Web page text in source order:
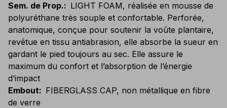
Sem. de Prop.: LIGHT FOAM, réalisée en mousse de
polyuréthane très souple et confortable. Perforée,
anatomique, conçue pour soutenir la voûte plantaire,
revêtue en tissu antiabrasion, elle absorbe la sueur en
gardant le pied toujours au sec. Elle assure le
maximum du confort et l’absorption de l’énergie
d’impact
Embout: FIBERGLASS CAP, non métallique en fibre
de verre